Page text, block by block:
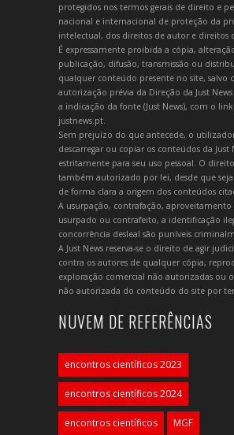
protegidos nos termos gerais de direito e
nacional e internacional de proteção da
intelectual, dos direitos de autor e direitos
É expressamente proibida a cópia,
publicação, difusão, transmissão ou
qualquer conteúdo presente no site, salvo
autorização prévia da Direção da Just
a indicação da fonte (Just News), com o
justnews.pt.
Sem prejuízo do que antecede, o
descarregar ou copiar os conteúdos da Just
estritamente para seu uso pessoal. O
também autorizado por lei, desde que
de forma clara a origem dos conteúdos
A usurpação, contrafação,
usurpado ou contrafeito, a identificação
concorrência desleal são puníveis
A Just News reserva-se o direito de agir
contra os autores de qualquer cópia,
exploração comercial não autorizadas ou
não autorizada do conteúdo do site por
NUVEM DE REFERÊNCIAS
encontros científicos 2023
encontros científicos 2024
encontros científicos MGF